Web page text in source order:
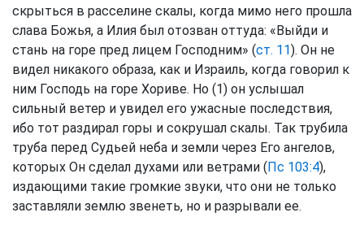
скрыться в расселине скалы, когда мимо него прошла
слава Божья, а Илия был отозван оттуда: «Выйди и
стань на горе пред лицем Господним» (ст. 11). Он не
видел никакого образа, как и Израиль, когда говорил к
ним Господь на горе Хориве. Но (1) он услышал
сильный ветер и увидел его ужасные последствия,
ибо тот раздирал горы и сокрушал скалы. Так трубила
труба перед Судьей неба и земли через Его ангелов,
которых Он сделал духами или ветрами (Пс 103:4),
издающими такие громкие звуки, что они не только
заставляли землю звенеть, но и разрывали ее.